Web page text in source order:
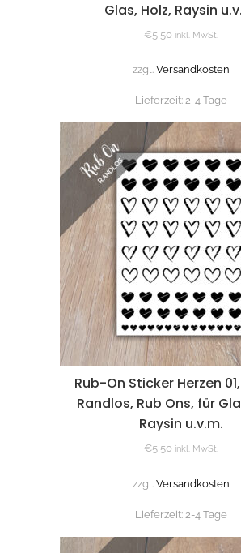
Glas, Holz, Raysin
€5,50 inkl. MwSt.
zzgl. Versandkosten
Lieferzeit: 2-4 Tage
Rub-On Sticker Herzen 01,
Randlos, Rub Ons, für
Raysin u.v.m.
€5,50 inkl. MwSt.
zzgl. Versandkosten
Lieferzeit: 2-4 Tage